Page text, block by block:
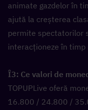
animate gazdelor în
ajută la creșterea
permite spectatorilor
interacționeze în timp
TOPUPLive oferă
16.800 / 24.800 /